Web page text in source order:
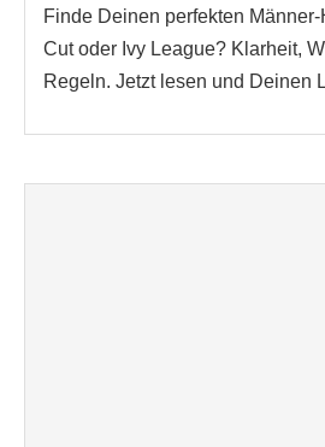
Finde Deinen perfekten
Cut oder Ivy League? Klarheit,
Regeln. Jetzt lesen und Deinen